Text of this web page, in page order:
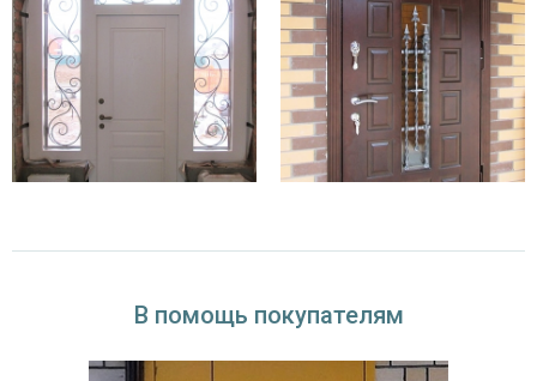
В помощь покупателям